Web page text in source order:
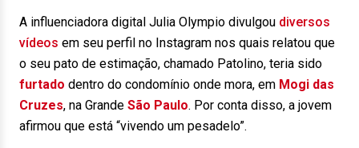
A influenciadora digital Julia Olympio divulgou diversos
vídeos em seu perfil no Instagram nos quais relatou que
o seu pato de estimação, chamado Patolino, teria sido
furtado dentro do condomínio onde mora, em Mogi das
Cruzes, na Grande São Paulo. Por conta disso, a jovem
afirmou que está “vivendo um pesadelo”.